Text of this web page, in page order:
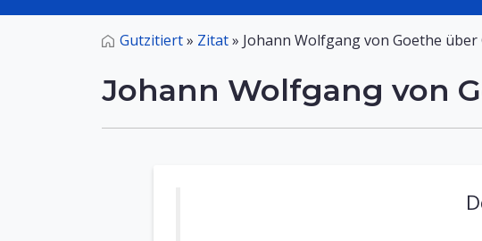
Gutzitiert» Zitat» Johann Wolfgang von Goethe über
Johann Wolfgang von